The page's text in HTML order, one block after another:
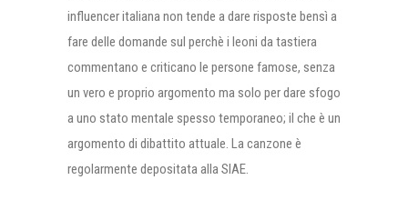
influencer italiana non tende a dare risposte bensì a
fare delle domande sul perchè i leoni da tastiera
commentano e criticano le persone famose, senza
un vero e proprio argomento ma solo per dare sfogo
a uno stato mentale spesso temporaneo; il che è un
argomento di dibattito attuale. La canzone è
regolarmente depositata alla SIAE.